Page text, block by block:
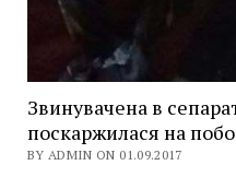
Звинувачена в
поскаржилася на
BY ADMIN ON 01.09.2017